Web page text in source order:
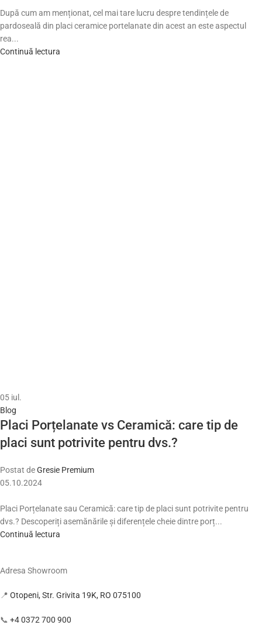
După cum am menționat, cel mai tare lucru despre tendințele de
pardoseală din placi ceramice portelanate din acest an este aspectul
rea...
Continuă lectura
05 iul.
Blog
Placi Porțelanate vs Ceramică: care tip de
placi sunt potrivite pentru dvs.?
Postat deGresie Premium
05.10.2024
Placi Porțelanate sau Ceramică: care tip de placi sunt potrivite pentru
dvs.? Descoperiți asemănările și diferențele cheie dintre porț...
Continuă lectura
Adresa Showroom
📍 Otopeni, Str. Grivita 19K, RO 075100
📞 +4 0372 700 900